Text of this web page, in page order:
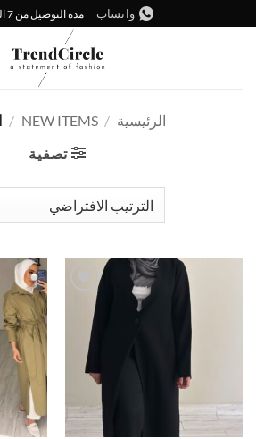
للمحتوى
واتساب مدة التوصيل من 7 الى 10 أيام
الرئيسية /
NEW ITEMS
/
تصفية
الرغبات